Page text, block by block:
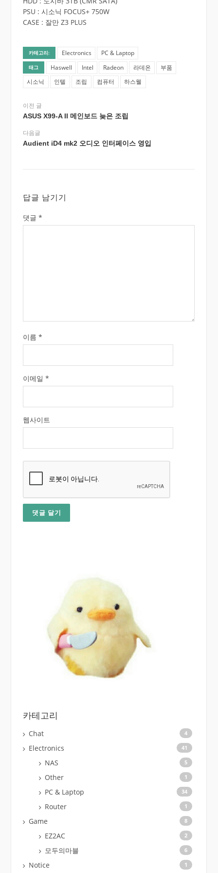
PSU : 시소닉 FOCUS+ 750W
CASE : 잘만 Z3 PLUS
카테고리: Electronics PC & Laptop
태그 Haswell Intel Radeon 라데온
부품
시소닉
인텔 조립 컴퓨터 하스웰
이전 글
ASUS X99-A II 메인보드 늦은 조립
다음글
Audient iD4 mk2 오디오 인터페이스 영입
답글 남기기
댓글 *
이름 *
이메일 *
웹사이트
카테고리
Chat 4
Electronics 41
NAS 5
Other 1
PC & Laptop 34
Router 1
Game 8
EZ2AC 2
모두의마블 6
Notice 1